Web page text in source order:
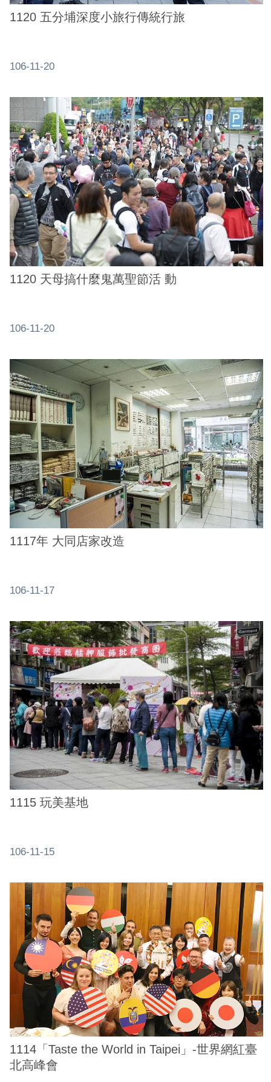
1120 五分埔深度小旅行傳統行旅
106-11-20
1120 天母搞什麼鬼萬聖節活 動
106-11-20
1117年 大同店家改造
106-11-17
1115 玩美基地
106-11-15
1114「Taste the World in Taipei」-世界網紅臺
北高峰會